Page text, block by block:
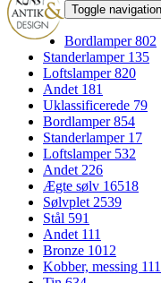
Toggle navigation
Bordlamper802
Standerlamper 135
Loftslamper820
Andet 181
Uklassificerede 79
Bordlamper854
Standerlamper 17
Loftslamper 532
Andet226
Ægte sølv 16518
Sølvplet2539
Stål 591
Andet 111
Bronze 1012
Kobber, messing